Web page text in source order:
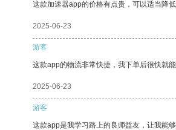
这款加速器app的价格有点贵，可以适当降
2025-06-23
游客
这款app的物流非常快捷，我下单后很快就能
2025-06-23
游客
这款app是我学习路上的良师益友，让我能